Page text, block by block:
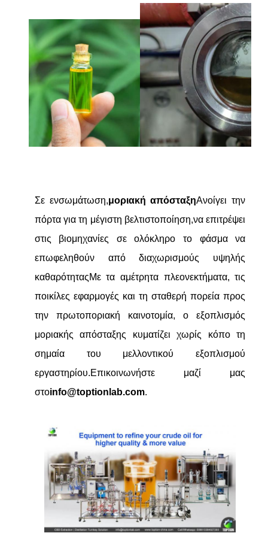
Σε ενσωμάτωση,μοριακή απόσταξηΑνοίγει την
πόρτα για τη μέγιστη βελτιστοποίηση,να επιτρέψει
στις βιομηχανίες σε ολόκληρο το φάσμα να
επωφεληθούν από διαχωρισμούς υψηλής
καθαρότηταςΜε τα αμέτρητα πλεονεκτήματα, τις
ποικίλες εφαρμογές και τη σταθερή πορεία προς
την πρωτοποριακή καινοτομία, ο εξοπλισμός
μοριακής απόσταξης κυματίζει χωρίς κόπο τη
σημαία του μελλοντικού εξοπλισμού
εργαστηρίου.Επικοινωνήστε μαζί μας
στοinfo@toptionlab.com.